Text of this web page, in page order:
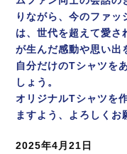
りながら、今のファ
は、世代を超えて愛さ
が生んだ感動や思い出
自分だけのTシャツを
しょう。
オリジナルTシャツを
ますよう、よろしくお
投
2025年4月21日